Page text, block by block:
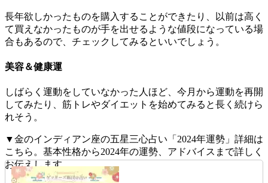
長年欲しかったものを購入することができたり、以前は高く
て買えなかったものが手を出せるような値段になっている場
合もあるので、チェックしてみるといいでしょう。
美容＆健康運
しばらく運動をしていなかった人ほど、今月から運動を再開
してみたり、筋トレやダイエットを始めてみると長く続けら
れそう。
▼金のインディアン座の五星三心占い「2024年運勢」詳細は
こちら。基本性格から2024年の運勢、アドバイスまで詳しく
お伝えします。